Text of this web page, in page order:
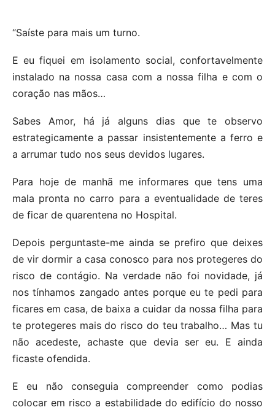
“Saíste para mais um turno.
E eu fiquei em isolamento social, confortavelmente
instalado na nossa casa com a nossa filha e com o
coração nas mãos…
Sabes Amor, há já alguns dias que te observo
estrategicamente a passar insistentemente a ferro e
a arrumar tudo nos seus devidos lugares.
Para hoje de manhã me informares que tens uma
mala pronta no carro para a eventualidade de teres
de ficar de quarentena no Hospital.
Depois perguntaste-me ainda se prefiro que deixes
de vir dormir a casa conosco para nos protegeres do
risco de contágio. Na verdade não foi novidade, já
nos tínhamos zangado antes porque eu te pedi para
ficares em casa, de baixa a cuidar da nossa filha para
te protegeres mais do risco do teu trabalho… Mas tu
não acedeste, achaste que devia ser eu. E ainda
ficaste ofendida.
E eu não conseguia compreender como podias
colocar em risco a estabilidade do edifício do nosso